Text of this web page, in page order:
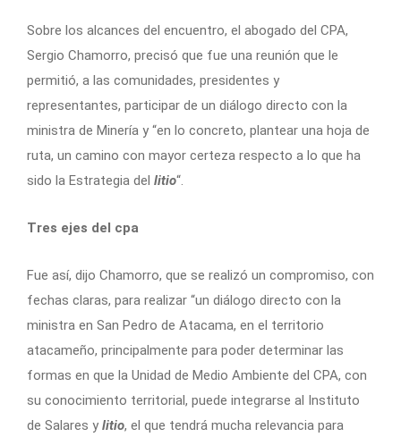
Sobre los alcances del encuentro, el abogado del CPA,
Sergio Chamorro, precisó que fue una reunión que le
permitió, a las comunidades, presidentes y
representantes, participar de un diálogo directo con la
ministra de Minería y “en lo concreto, plantear una hoja de
ruta, un camino con mayor certeza respecto a lo que ha
sido la Estrategia del litio“.
Tres ejes del cpa
Fue así, dijo Chamorro, que se realizó un compromiso, con
fechas claras, para realizar “un diálogo directo con la
ministra en San Pedro de Atacama, en el territorio
atacameño, principalmente para poder determinar las
formas en que la Unidad de Medio Ambiente del CPA, con
su conocimiento territorial, puede integrarse al Instituto
de Salares y litio, el que tendrá mucha relevancia para